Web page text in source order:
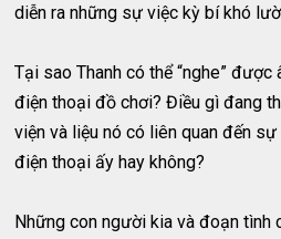
diễn ra những sự việc kỳ bí khó
Tại sao Thanh có thể “nghe”
điện thoại đồ chơi? Điều gì đang
viện và liệu nó có liên quan đến
điện thoại ấy hay không?
Những con người kia và đoạn tình